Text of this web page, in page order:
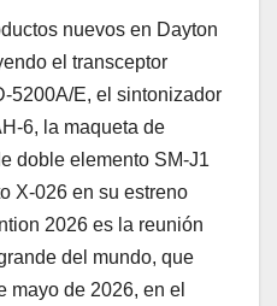
nuevos en Dayton
el transceptor
5200A/E, el sintonizador
6, la maqueta de
doble elemento SM-J1
X-026 en su estreno
2026 es la reunión
del mundo, que
mayo de 2026, en el